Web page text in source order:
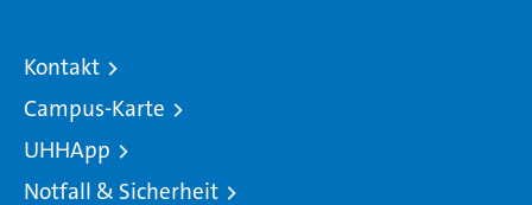
Kontakt
Campus-Karte
UHHApp
Notfall & Sicherheit